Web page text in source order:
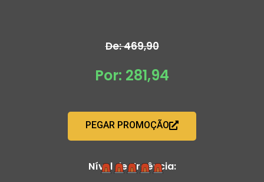
De: 469,90
Por: 281,94
PEGAR PROMOÇÃO
Nível de Urgência: